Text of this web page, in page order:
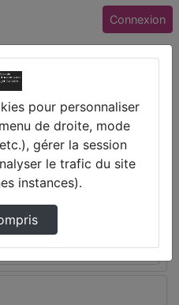
Connexion
JEAN ZAY (45)
pour personnaliser
de droite, mode
gérer la session
le trafic du site
instances).